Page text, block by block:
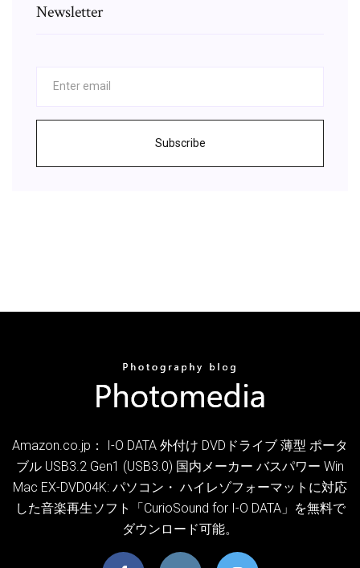
Newsletter
Subscribe
Amazon.co.jp： I-O DATA 外付け DVDドライブ 薄型 ポータ
ブル USB3.2 Gen1 (USB3.0) 国内メーカー バスパワー Win
Mac EX-DVD04K: パソコン・ ハイレゾフォーマットに対応
した音楽再生ソフト「CurioSound for I-O DATA」を無料で
ダウンロード可能。